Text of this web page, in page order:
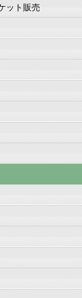
ット販売